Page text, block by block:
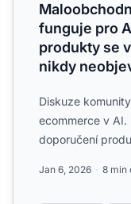
funguje pro
produkty se
nikdy
Diskuze
ecommerce v
doporučení
Jan 6, 2026 8 min